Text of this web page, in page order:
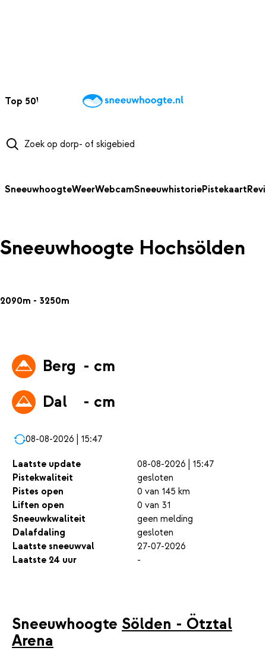
Top 50Webcams WintersportweerKaarten
SneeuwhoogteWeerWebcamSneeuwhistoriePistekaart
Sneeuwhoogte Hochsölden
2090m - 3250m
Berg - cm
Dal
- cm
08-08-2026 | 15:47
Laatste update
08-08-2026 | 15:47
Pistekwaliteit
gesloten
Pistes open
0 van 145 km
Liften open
0 van 31
Sneeuwkwaliteit
geen melding
Dalafdaling
gesloten
Laatste sneeuwval
27-07-2026
Laatste 24 uur
-
Sneeuwhoogte Sölden - Ötztal
Arena